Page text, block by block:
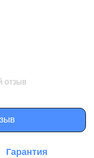
отзыв
Гарантия